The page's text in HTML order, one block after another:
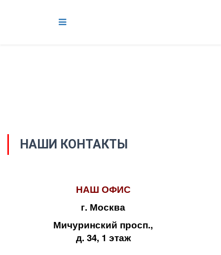
НАШИ КОНТАКТЫ
НАШ ОФИС
г. Москва
Мичуринский просп.,
д. 34, 1 этаж